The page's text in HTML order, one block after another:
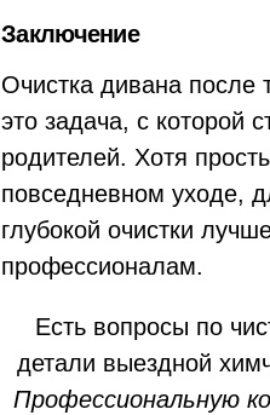
Заключение
Очистка дивана после
это задача, с которой
родителей. Хотя
повседневном уходе,
глубокой очистки
профессионалам.
Есть вопросы по
детали выездной
Профессиональную